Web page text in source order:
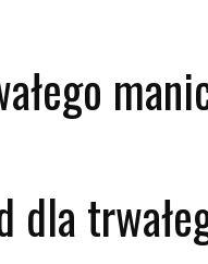
dla